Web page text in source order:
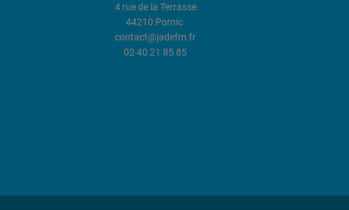
4 rue de la Terrasse
44210 Pornic
contact@jadefm.fr
02 40 21 85 85